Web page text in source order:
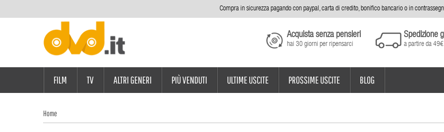
Compra in sicurezza pagando con paypal, carta di credito, bonifico bancario o in
Acquista senza pensieri
hai 30 giorni per ripensarci
Spedizione
a partire da 49€
FILM TV ALTRI GENERI PIÙ VENDUTI ULTIME USCITE PROSSIME USCITE BLOG
Home